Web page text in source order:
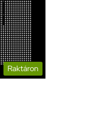
Raktáron